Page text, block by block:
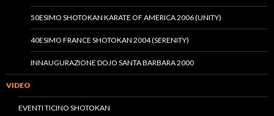
50ESIMO SHOTOKAN KARATE OF AMERICA 2006 (UNITY)
40ESIMO FRANCE SHOTOKAN 2004 (SERENITY)
INNAUGURAZIONE DOJO SANTA BARBARA 2000
VIDEO
EVENTI TICINO SHOTOKAN